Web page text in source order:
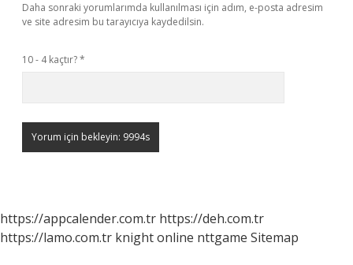
Daha sonraki yorumlarımda kullanılması için adım, e-posta adresim
ve site adresim bu tarayıcıya kaydedilsin.
10 - 4 kaçtır?*
https://appcalender.com.tr https://deh.com.tr
https://lamo.com.tr knight online nttgame Sitemap